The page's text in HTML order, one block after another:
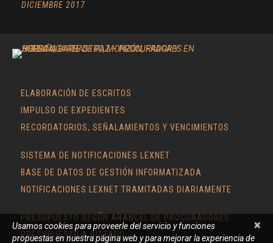
DICIEMBRE 2017
ELABORACIÓN DE ESCRITOS
IMPULSO DE EXPEDIENTES
RECORDATORIOS, SEÑALAMIENTOS Y VENCIMIENTOS
SISTEMA DE NOTIFICACIONES LEXNET
BASE DE DATOS DE GESTIÓN INFORMATIZADA
NOTIFICACIONES LEXNET TRAMITADAS DIARIAMENTE
PRESUPUESTO SEGÚN ARANCEL DE PROCURADORES
PRESUPUESTO AJUSTADO
×
Usamos cookies para proveerle del servicio y funciones
propuestas en nuestra página web y para mejorar la experiencia de